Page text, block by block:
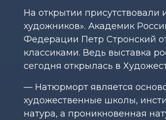
На открытии присутствовали
художников». Академик
Федерации Петр Стронский
классиками. Ведь выставка
сегодня открылась в
— Натюрморт является
художественные школы,
натура, а проникновенная